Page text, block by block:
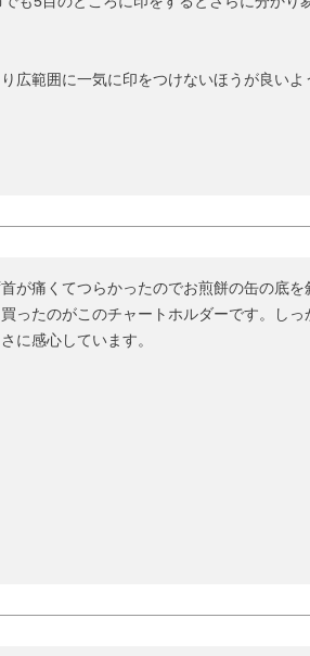
広範囲に一気に印をつけないほうが良いよ
が痛くてつらかったのでお煎餅の缶の底を
ったのがこのチャートホルダーです。しっ
に感心しています。